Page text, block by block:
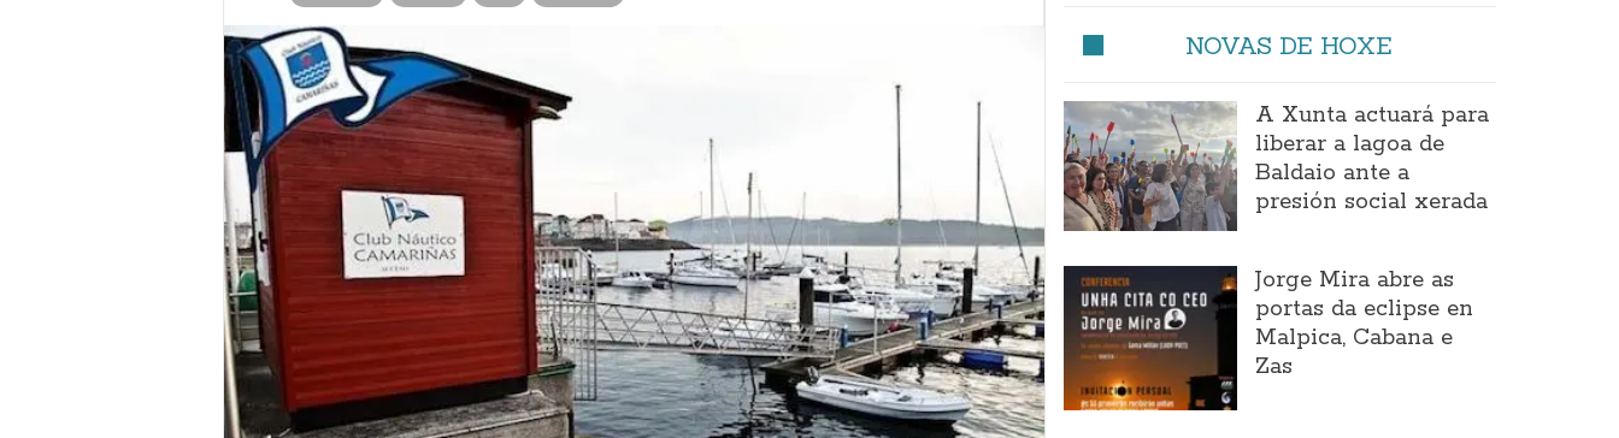
NOVAS DE HOXE
A Xunta actuará para
liberar a lagoa de
Baldaio ante a
presión social xerada
Jorge Mira abre as
portas da eclipse en
Malpica, Cabana e
Zas